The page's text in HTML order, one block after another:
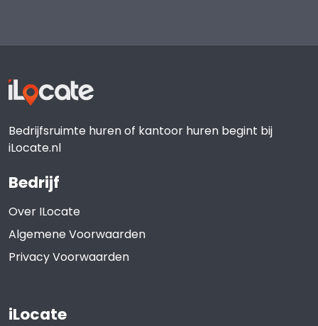
Bedrijfsruimte huren of kantoor huren begint bij
iLocate.nl
Bedrijf
Over ILocate
Algemene Voorwaarden
Privacy Voorwaarden
iLocate